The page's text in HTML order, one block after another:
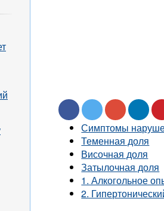
Симптомы
Теменная доля
Височная доля
Затылочная доля
1. Алкогольное
2.